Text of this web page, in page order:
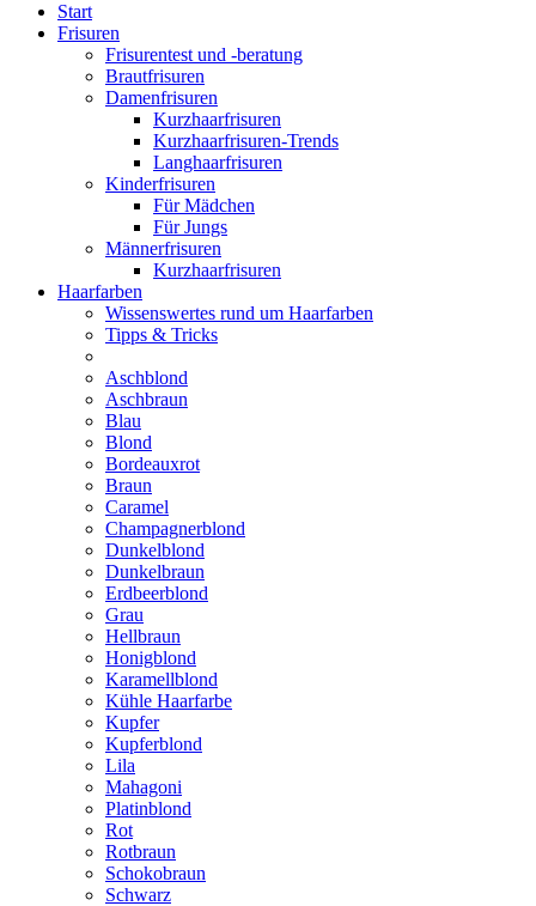
Start
Frisuren
Frisurentest und -beratung
Brautfrisuren
Damenfrisuren
Kurzhaarfrisuren
Kurzhaarfrisuren-Trends
Langhaarfrisuren
Kinderfrisuren
Für Mädchen
Für Jungs
Männerfrisuren
Kurzhaarfrisuren
Haarfarben
Wissenswertes rund um Haarfarben
Tipps & Tricks
Aschblond
Aschbraun
Blau
Blond
Bordeauxrot
Braun
Caramel
Champagnerblond
Dunkelblond
Dunkelbraun
Erdbeerblond
Grau
Hellbraun
Honigblond
Karamellblond
Kühle Haarfarbe
Kupfer
Kupferblond
Lila
Mahagoni
Platinblond
Rot
Rotbraun
Schokobraun
Schwarz